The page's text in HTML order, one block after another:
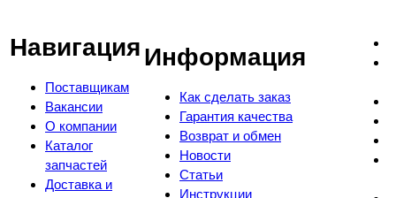
Навигация
Поставщикам
Вакансии
О компании
Каталог
запчастей
Доставка и
Информация
Как сделать заказ
Гарантия качества
Возврат и обмен
Новости
Статьи
Инструкции